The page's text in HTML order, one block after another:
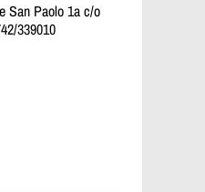
San Paolo 1a c/o
339010